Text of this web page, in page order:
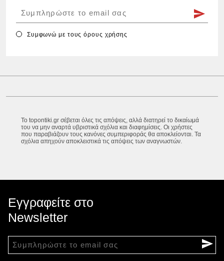
Συμφωνώ με τουςόρους χρήσης
Το topontiki.gr σέβεται όλες τις απόψεις, αλλά διατηρεί το δικαίωμά
του να μην αναρτά υβριστικά σχόλια και διαφημίσεις. Οι χρήστες
που παραβιάζουν τους κανόνες συμπεριφοράς θα αποκλείονται. Τα
σχόλια απηχούν αποκλειστικά τις απόψεις των αναγνωστών.
Εγγραφείτε στο
Newsletter